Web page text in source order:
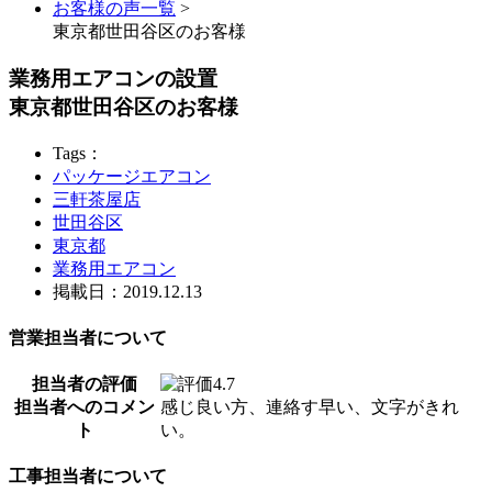
お客様の声一覧 >
東京都世田谷区のお客様
業務用エアコンの設置
東京都世田谷区のお客様
Tags：
パッケージエアコン
三軒茶屋店
世田谷区
東京都
業務用エアコン
掲載日：2019.12.13
営業担当者について
担当者の評価
担当者へのコメン
ト
感じ良い方、連絡す早い、文字がきれ
い。
工事担当者について